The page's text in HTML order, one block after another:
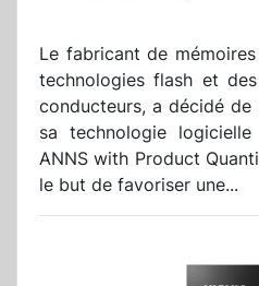
Le fabricant de
technologies flash et
conducteurs, a décidé
sa technologie logicielle
ANNS with Product
le but de favoriser une...